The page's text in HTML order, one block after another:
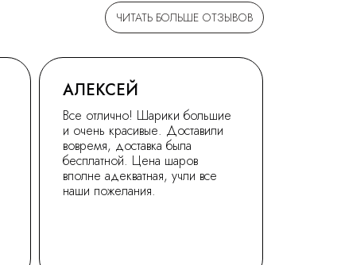
ЧИТАТЬ БОЛЬШЕ ОТЗЫВОВ
АЛЕКСЕЙ
Все отлично! Шарики большие
и очень красивые. Доставили
вовремя, доставка была
бесплатной. Цена шаров
вполне адекватная, учли все
наши пожелания.